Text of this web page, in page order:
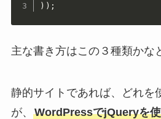
) ) ;
主な書き方はこの３種類かな
静的サイトであれば、どれを
が、 WordPressでjQueryを